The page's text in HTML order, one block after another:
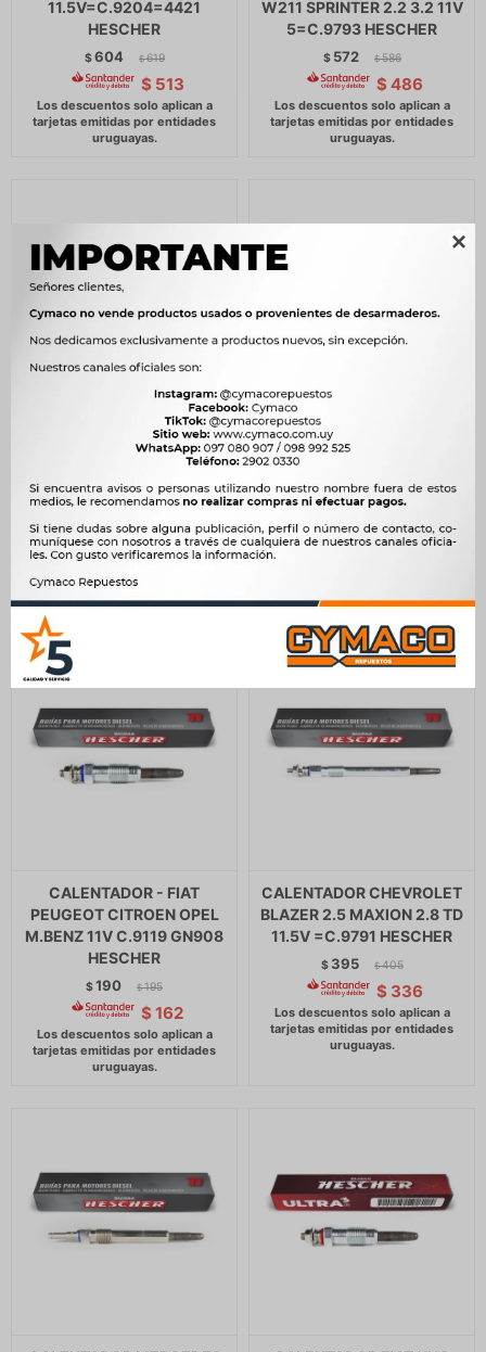

11.5V=C.9204=4421
HESCHER
$604 $ 619
$ 513
W211 SPRINTER 2.2 3.2 11V
5=C.9793 HESCHER
$ 572 $ 586
$ 486
CALENTADOR MERCEDES
BENZ 280 320 SPRINTER
415 3.0D 05/ OM642 7V
8X1 HESCHER
850 871
$723
CALENTADOR MERCEDES
BENZ M.BENZ C180-C220-
E200 11.5V 5 =C.9160
HESCHER
$
$434
CALENTADOR - FIAT
PEUGEOT CITROEN OPEL
M.BENZ 11V C.9119 GN908
HESCHER
$190 $ 195
$ 162
CALENTADOR CHEVROLET
BLAZER 2.5 MAXION 2.8 TD
11.5V =C.9791 HESCHER
$ 395 $ 405
$ 336